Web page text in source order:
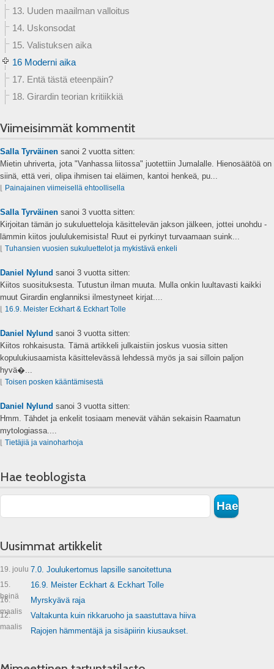
13. Uuden maailman valloitus
14. Uskonsodat
15. Valistuksen aika
16 Moderni aika
17. Entä tästä eteenpäin?
18. Girardin teorian kritiikkiä
Viimeisimmät kommentit
Salla Tyrväinen sanoi 2 vuotta sitten:
Mietin uhriverta, jota "Vanhassa liitossa" juotettiin Jumalalle. Hienosäätöä on
siinä, että veri, olipa ihmisen tai eläimen, kantoi henkeä, pu...
⌊ Painajainen viimeisellä ehtoollisella
Salla Tyrväinen sanoi 3 vuotta sitten:
Kirjoitan tämän jo sukuluetteloja käsittelevän jakson jälkeen, jottei unohdu -
lämmin kiitos joululukemisista! Ruut ei pyrkinyt turvaamaan suink...
⌊ Tuhansien vuosien sukuluettelot ja mykistävä enkeli
Daniel Nylund sanoi 3 vuotta sitten:
Kiitos suosituksesta. Tutustun ilman muuta. Mulla onkin luultavasti kaikki
muut Girardin englanniksi ilmestyneet kirjat....
⌊ 16.9. Meister Eckhart & Eckhart Tolle
Daniel Nylund sanoi 3 vuotta sitten:
Kiitos rohkaisusta. Tämä artikkeli julkaistiin joskus vuosia sitten
kopulukiusaamista käsittelevässä lehdessä myös ja sai silloin paljon
hyvä�...
⌊ Toisen posken kääntämisestä
Daniel Nylund sanoi 3 vuotta sitten:
Hmm. Tähdet ja enkelit tosiaam menevät vähän sekaisin Raamatun
mytologiassa....
⌊ Tietäjiä ja vainoharhoja
Hae teoblogista
Uusimmat artikkelit
19. joulu 7.0. Joulukertomus lapsille sanoitettuna
15.
heinä
16.9. Meister Eckhart & Eckhart Tolle
16.
maalis
Myrskyävä raja
12.
maalis
Valtakunta kuin rikkaruoho ja saastuttava hiiva
Rajojen hämmentäjä ja sisäpiirin kiusaukset.